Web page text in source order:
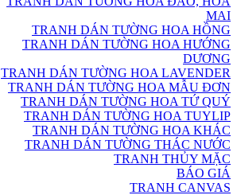
MAI
TRANH DÁN TƯỜNG HOA HỒNG
TRANH DÁN TƯỜNG HOA HƯỚNG
DƯƠNG
TRANH DÁN TƯỜNG HOA LAVENDER
TRANH DÁN TƯỜNG HOA MẪU ĐƠN
TRANH DÁN TƯỜNG HOA TỨ QUÝ
TRANH DÁN TƯỜNG HOA TUYLIP
TRANH DÁN TƯỜNG HOA KHÁC
TRANH DÁN TƯỜNG THÁC NƯỚC
TRANH THỦY MẶC
BÁO GIÁ
TRANH CANVAS